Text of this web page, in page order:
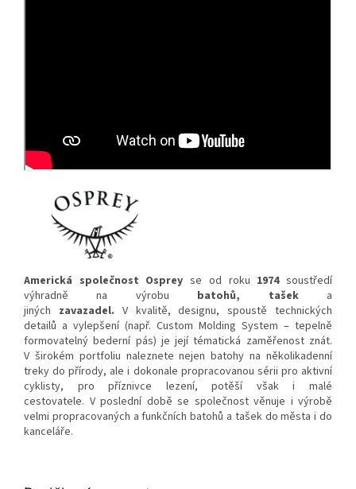
Americká společnost Osprey se od roku 1974soustředí
výhradně na výrobu
batohů, tašek
a
jiných zavazadel. V kvalitě, designu, spoustě technických
detailů a vylepšení (např. Custom Molding System – tepelně
formovatelný bederní pás) je její tématická zaměřenost znát.
V širokém portfoliu naleznete nejen batohy na několikadenní
treky do přírody, ale i dokonale propracovanou sérii pro aktivní
cyklisty, pro příznivce lezení, potěší však i malé
cestovatele. V poslední době se společnost věnuje i výrobě
velmi propracovaných a funkčních batohů a tašek do města i do
kanceláře.